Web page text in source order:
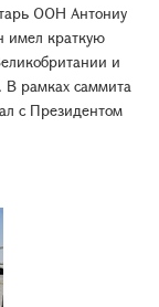
ООН Антониу
имел краткую
и
рамках саммита
с Президентом